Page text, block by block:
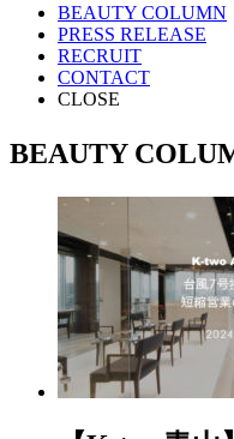
BEAUTY COLUMN
PRESS RELEASE
RECRUIT
CONTACT
CLOSE
BEAUTY